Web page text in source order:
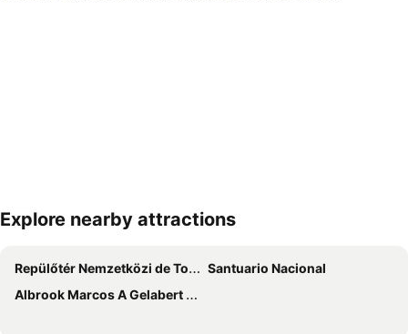
Nagy méretű térkép
Explore nearby attractions
Repülőtér Nemzetközi de Tocumen
Santuario Nacional
Albrook Marcos A Gelabert Nemzetközi Repülőtér